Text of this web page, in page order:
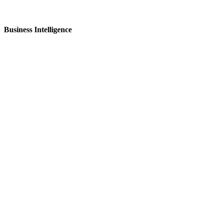
Business Intelligence